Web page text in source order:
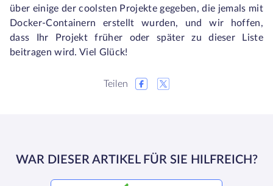
über einige der coolsten Projekte gegeben, die jemals mit
Docker-Containern erstellt wurden, und wir hoffen,
dass Ihr Projekt früher oder später zu dieser Liste
beitragen wird. Viel Glück!
Teilen
WAR DIESER ARTIKEL FÜR SIE HILFREICH?